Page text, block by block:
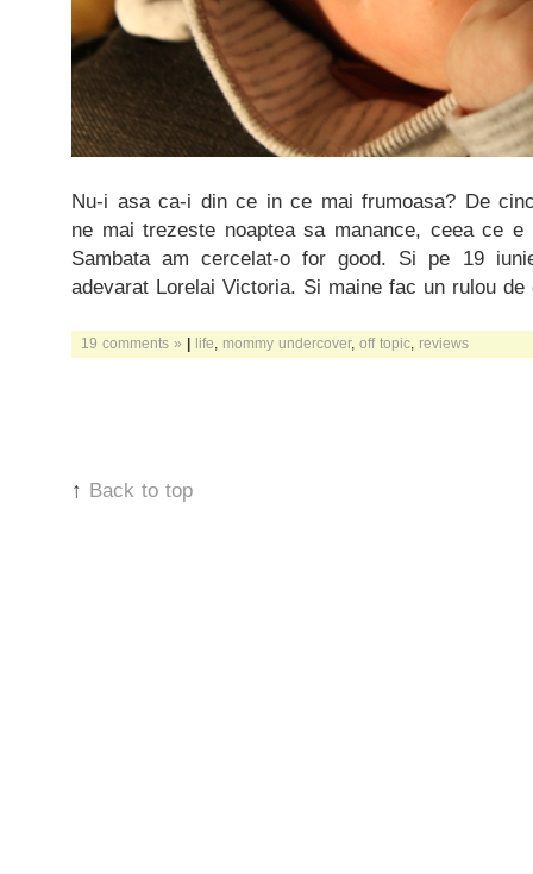
Nu-i asa ca-i din ce in ce mai frumoasa? De
ne mai trezeste noaptea sa manance, ceea ce
Sambata am cercelat-o for good. Si pe 19
adevarat Lorelai Victoria. Si maine fac un rulou
19 comments » | life mommy undercover, off topic reviews
↑ Back to top